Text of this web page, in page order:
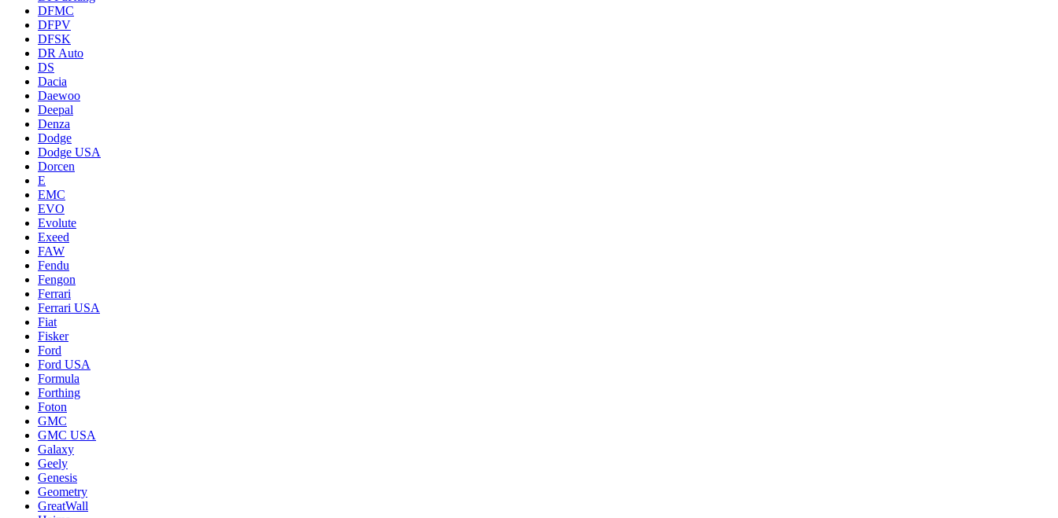
DFMC
DFPV
DFSK
DR Auto
DS
Dacia
Daewoo
Deepal
Denza
Dodge
Dodge USA
Dorcen
E
EMC
EVO
Evolute
Exeed
FAW
Fendu
Fengon
Ferrari
Ferrari USA
Fiat
Fisker
Ford
Ford USA
Formula
Forthing
Foton
GMC
GMC USA
Galaxy
Geely
Genesis
Geometry
GreatWall